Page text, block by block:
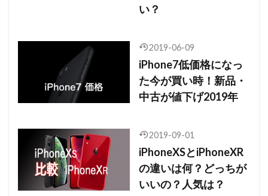
い？
2019-06-09
iPhone7低価格になっ
た今が買い時！新品・
中古が値下げ2019年
2019-09-01
iPhoneXSとiPhoneXR
の違いは何？どっちが
いいの？人気は？